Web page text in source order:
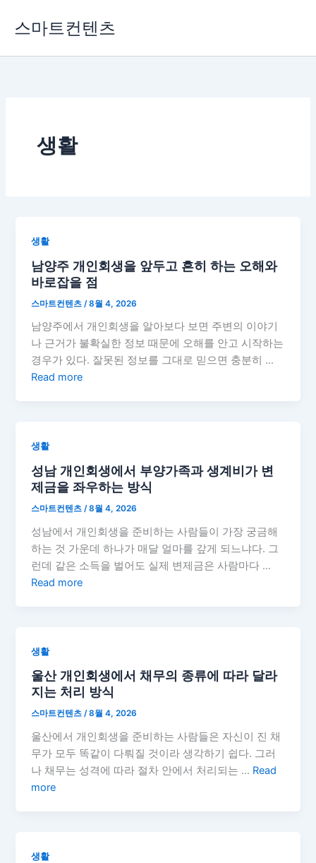
로
스마트컨텐츠
생활
생활
남양주 개인회생을 앞두고 흔히 하는 오해와
바로잡을 점
스마트컨텐츠 /8월 4, 2026
남양주에서 개인회생을 알아보다 보면 주변의 이야기
나 근거가 불확실한 정보 때문에 오해를 안고 시작하는
경우가 있다. 잘못된 정보를 그대로 믿으면 충분히 …
Read more
생활
성남 개인회생에서 부양가족과 생계비가 변
제금을 좌우하는 방식
스마트컨텐츠/8월 4, 2026
성남에서 개인회생을 준비하는 사람들이 가장 궁금해
하는 것 가운데 하나가 매달 얼마를 갚게 되느냐다. 그
런데 같은 소득을 벌어도 실제 변제금은 사람마다 …
Read more
생활
울산 개인회생에서 채무의 종류에 따라 달라
지는 처리 방식
스마트컨텐츠/8월 4, 2026
울산에서 개인회생을 준비하는 사람들은 자신이 진 채
무가 모두 똑같이 다뤄질 것이라 생각하기 쉽다. 그러
나 채무는 성격에 따라 절차 안에서 처리되는 … Read
more
생활